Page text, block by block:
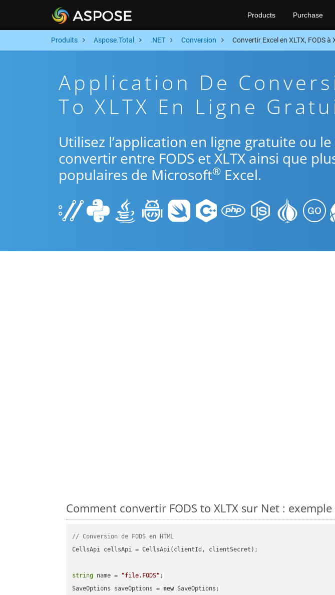
Products Purchase
Produits Aspose.Total .NET Conversion Convertir Excel en XLTX, FODS
Application De
To XLTX En Ligne
Utilisez l’application en ligne gratuite ou
convertir entre FODS et XLTX ainsi que
populaires de Microsoft® Excel.
Comment convertir FODS to XLTX sur Net :
// Conversion de FODS en HTML
CellsApi cellsApi = CellsApi(clientId, clientSecret);
string name = "file.FODS" ;
SaveOptions saveOptions = new SaveOptions;